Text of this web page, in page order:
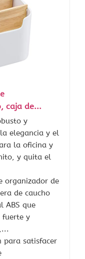
caja de...
y
elegancia y el
la oficina y
y quita el
organizador de
de caucho
ABS que
fuerte y
para satisfacer